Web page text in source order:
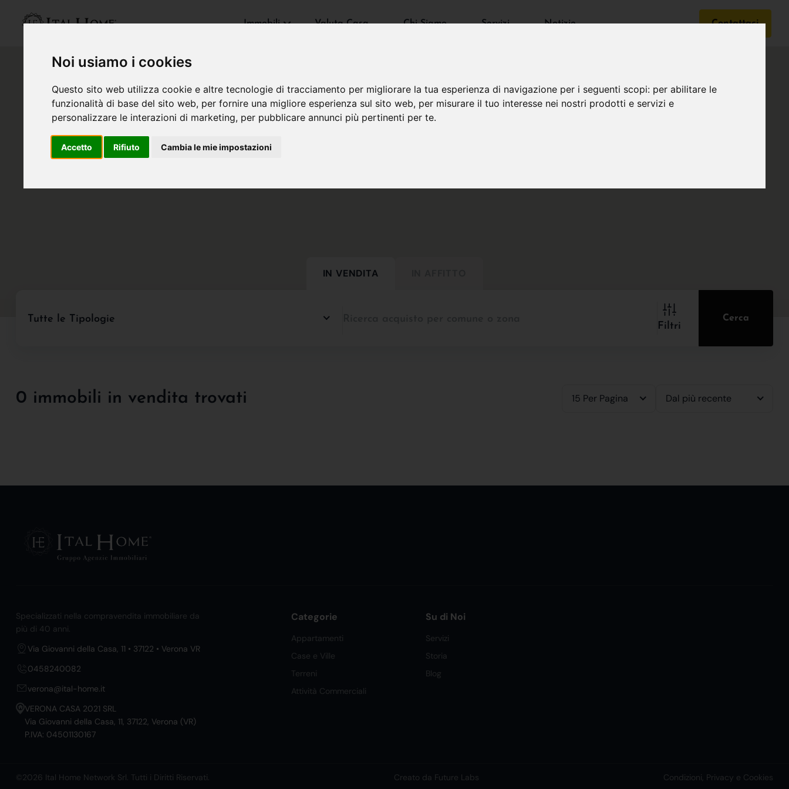
Noi usiamo i cookies
Questo sito web utilizza cookie e altre tecnologie di tracciamento per migliorare la tua esperienza di navigazione per i seguenti scopi: per abilitare le
funzionalità di base del sito web, per fornire una migliore esperienza sul sito web, per misurare il tuo interesse nei nostri prodotti e servizi e
personalizzare le interazioni di marketing, per pubblicare annunci più pertinenti per te.
Accetto Rifiuto Cambia le mie impostazioni
Immobili Valuta Casa Chi Siamo Servizi Notizie Contattaci
IN VENDITA
Tutte le Tipologie
Filtri
Cerca
0 immobili in vendita trovati 15 Per Pagina Dal più recente
Specializzati nella compravendita immobiliare da
più di 40 anni.
Via Giovanni della Casa, 11 • 37122 • Verona VR
0458240082
verona@ital-home.it
VERONA CASA 2021 SRL
Via Giovanni della Casa, 11, 37122, Verona (VR)
P.IVA: 04501130167
Categorie
Appartamenti
Case e Ville
Terreni
Attività Commerciali
Su di Noi
Servizi
Storia
Blog
©2026 Ital Home Network Srl. Tutti i Diritti Riservati. Creato da Future Labs Condizioni, Privacy e Cookies